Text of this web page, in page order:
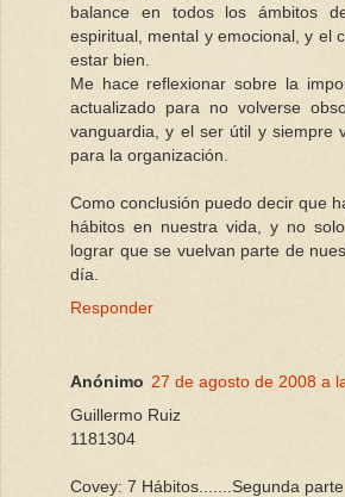
balance en todos los ámbitos
espiritual, mental y emocional, y el
estar bien.
Me hace reflexionar sobre la
actualizado para no volverse
vanguardia, y el ser útil y siempre
para la organización.
Como conclusión puedo decir que
hábitos en nuestra vida, y no
lograr que se vuelvan parte de
día.
Responder
Anónimo 27 de agosto de 2008 a
Guillermo Ruiz
1181304
Covey: 7 Hábitos.......Segunda parte